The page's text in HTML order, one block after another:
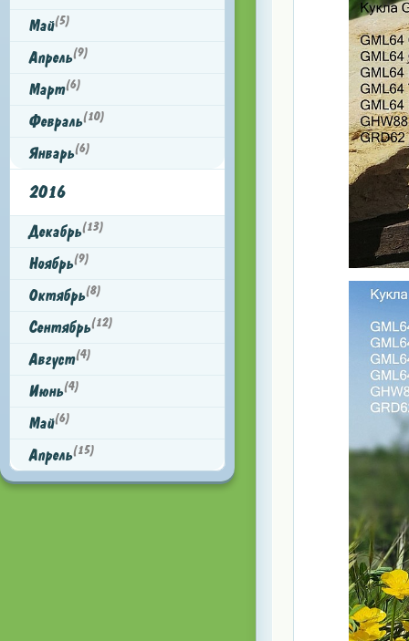
Май(5)
Апрель(9)
Март(6)
Февраль(10)
Январь(6)
2016
Декабрь(13)
Ноябрь(9)
Октябрь(8)
Сентябрь(12)
Август(4)
Июнь(4)
Май(6)
Апрель(15)